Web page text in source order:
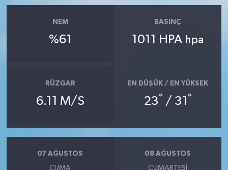
NEM
%61
BASINÇ
1011 HPA hpa
RÜZGAR
6.11 M/S
EN DÜŞÜK / EN YÜKSEK
23° / 31 °
07 AĞUSTOS
CUMA
08 AĞUSTOS
CUMARTESI